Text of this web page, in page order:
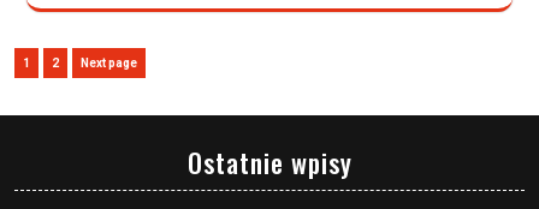
Stronicowanie
Page
1 Page
2 Next page
Ostatnie wpisy